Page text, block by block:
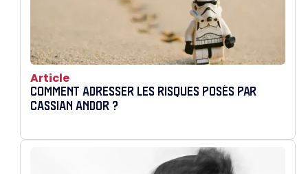
Article
COMMENT ADRESSER LES RISQUES POSÉS PAR
CASSIAN ANDOR ?